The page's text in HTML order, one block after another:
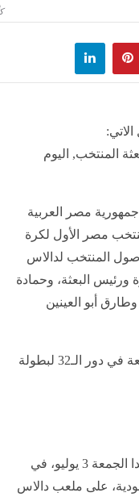
المنتخب, اليوم
مصر العربية
مصر الأول لكرة
المنتخب لدالاس
ورئيس البعثة، وحمادة
أبو العينين
ويستعد منتخب مصر لمواجهة أستراليا غدًا الجمعة في دور الـ32 لبطولة
ومن المقرر أن تقام مباراة مصر ضد أستراليا غدا الجمعة 3 يوليو، في
على ملعب دالاس